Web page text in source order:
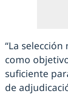
“La
como
suficiente
de